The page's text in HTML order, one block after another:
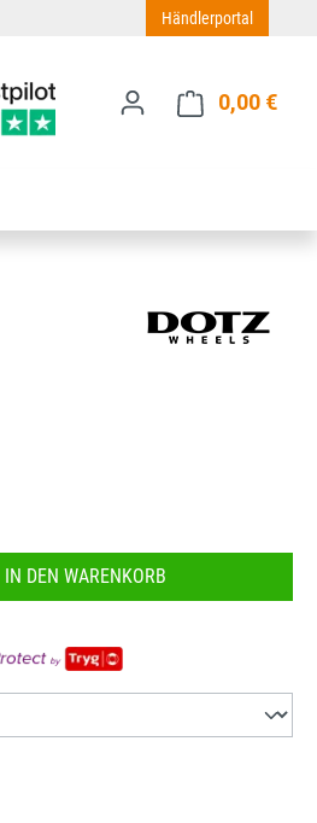
Händlerportal
0,00 €
Wert ein oder
IN DEN WARENKORB